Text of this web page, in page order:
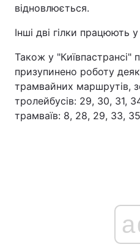
відновлюється.
Інші дві гілки працюють
Також у "Київпастрансі"
призупинено роботу
трамвайних маршрутів,
тролейбусів: 29, 30, 31,
трамваїв: 8, 28, 29, 33,